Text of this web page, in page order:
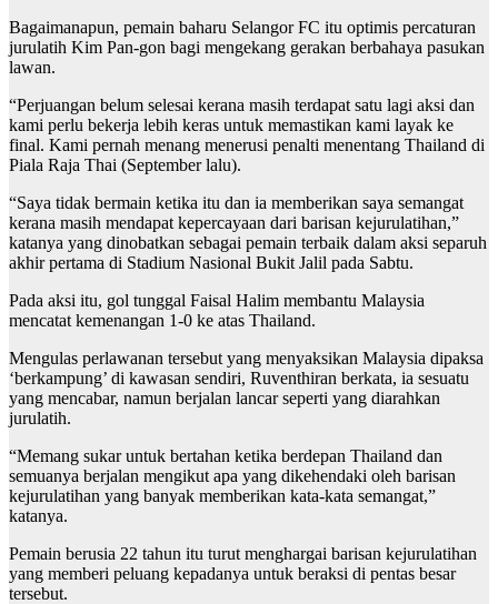
Bagaimanapun, pemain baharu Selangor FC itu optimis percaturan
jurulatih Kim Pan-gon bagi mengekang gerakan berbahaya pasukan
lawan.
“Perjuangan belum selesai kerana masih terdapat satu lagi aksi dan
kami perlu bekerja lebih keras untuk memastikan kami layak ke
final. Kami pernah menang menerusi penalti menentang Thailand di
Piala Raja Thai (September lalu).
“Saya tidak bermain ketika itu dan ia memberikan saya semangat
kerana masih mendapat kepercayaan dari barisan kejurulatihan,”
katanya yang dinobatkan sebagai pemain terbaik dalam aksi separuh
akhir pertama di Stadium Nasional Bukit Jalil pada Sabtu.
Pada aksi itu, gol tunggal Faisal Halim membantu Malaysia
mencatat kemenangan 1-0 ke atas Thailand.
Mengulas perlawanan tersebut yang menyaksikan Malaysia dipaksa
‘berkampung’ di kawasan sendiri, Ruventhiran berkata, ia sesuatu
yang mencabar, namun berjalan lancar seperti yang diarahkan
jurulatih.
“Memang sukar untuk bertahan ketika berdepan Thailand dan
semuanya berjalan mengikut apa yang dikehendaki oleh barisan
kejurulatihan yang banyak memberikan kata-kata semangat,”
katanya.
Pemain berusia 22 tahun itu turut menghargai barisan kejurulatihan
yang memberi peluang kepadanya untuk beraksi di pentas besar
tersebut.